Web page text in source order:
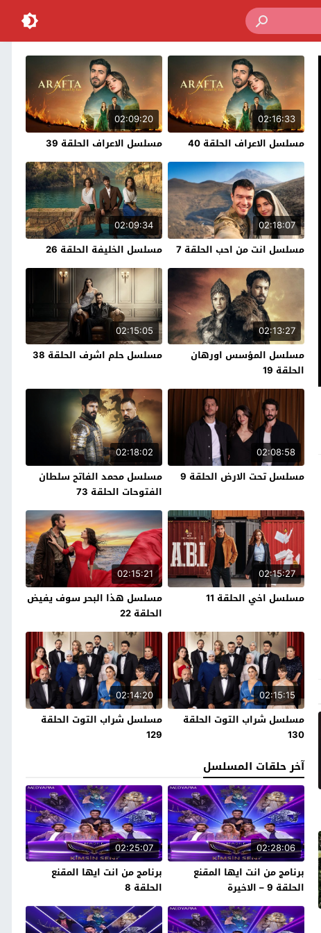
02:16:33
مسلسل الاعراف الحلقة 40
02:09:20
مسلسل الاعراف الحلقة 39
02:18:07
مسلسل انت من احب الحلقة 7
02:09:34
مسلسل الخليفة الحلقة 26
02:13:27
مسلسل المؤسس اورهان
الحلقة 19
02:15:05
مسلسل حلم اشرف الحلقة 38
02:08:58
مسلسل تحت الارض الحلقة 9
02:18:02
مسلسل محمد الفاتح سلطان
الفتوحات الحلقة 73
02:15:27
مسلسل اخي الحلقة 11
02:15:21
مسلسل هذا البحر سوف يفيض
الحلقة 22
02:15:15
مسلسل شراب التوت الحلقة
130
02:14:20
مسلسل شراب التوت الحلقة
129
آخر حلقات المسلسل
02:28:06
برنامج من انت ايها المقنع
الحلقة 9 – الاخيرة
02:25:07
برنامج من انت ايها المقنع
الحلقة 8